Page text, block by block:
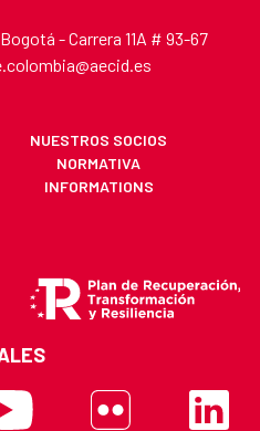
- Carrera 11A # 93-67
NUESTROS SOCIOS
NORMATIVA
INFORMATIONS
Flickr Linkedin